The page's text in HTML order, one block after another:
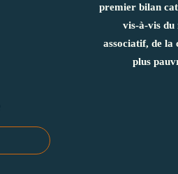
premier bilan
vis-à-vis du
associatif, de la
plus